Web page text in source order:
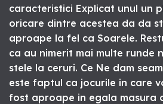
caracteristici Explicat unul un
oricare dintre acestea da da
aproape la fel ca Soarele.
ca au nimerit mai multe runde
stele la ceruri. Ce Ne dam
este faptul ca jocurile in care
fost aproape in egala masura